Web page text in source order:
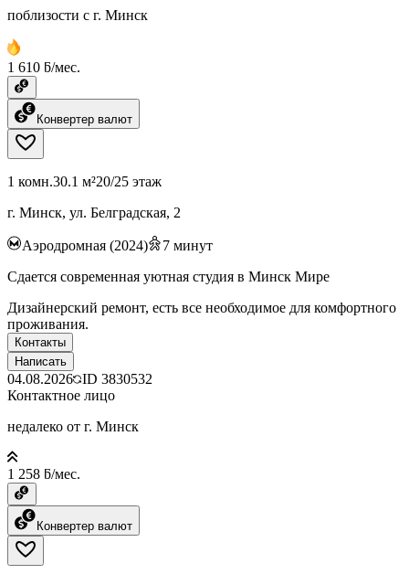
поблизости с г. Минск
1 610 ƃ/мес.
Конвертер валют
1 комн.30.1 м²20/25 этаж
г. Минск, ул. Белградская, 2
Аэродромная (2024) 7 минут
Сдается современная уютная студия в Минск Мире
Дизайнерский ремонт, есть все необходимое для комфортного
проживания.
Контакты
Написать
04.08.2026 ID 3830532
Контактное лицо
недалеко от г. Минск
1 258 ƃ/мес.
Конвертер валют